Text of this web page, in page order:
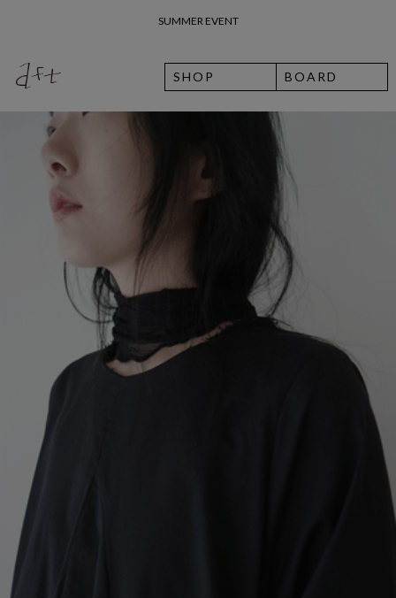
26 여름 휴가 안내
SHOP BOARD